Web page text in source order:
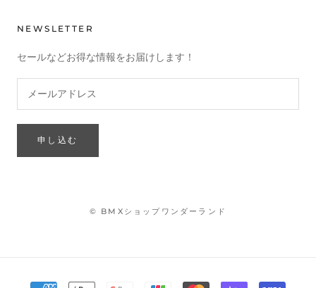
NEWSLETTER
セールなどお得な情報をお届けします！
申し込む
© BMXショップワンダーランド